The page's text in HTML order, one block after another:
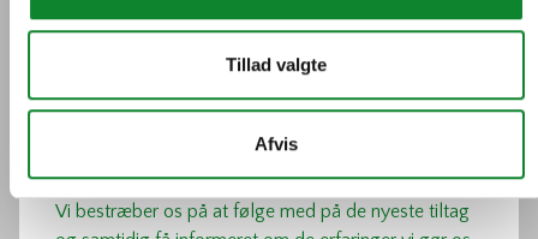
Tillad valgte
Afvis
Vores nyhedsbrev
Vi bestræber os på at følge med på de nyeste tiltag